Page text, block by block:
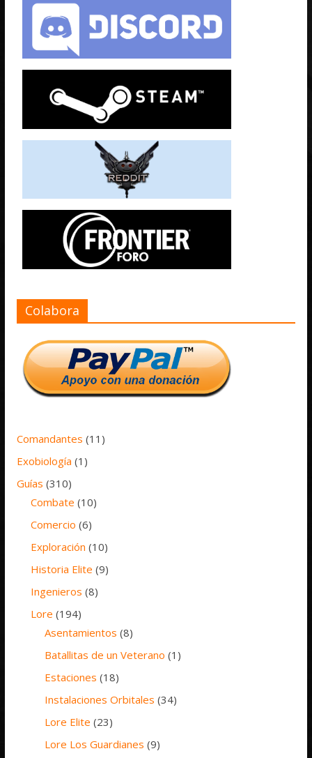
Colabora
Comandantes (11)
Exobiología (1)
Guías (310)
Combate (10)
Comercio (6)
Exploración (10)
Historia Elite (9)
Ingenieros (8)
Lore (194)
Asentamientos (8)
Batallitas de un Veterano (1)
Estaciones (18)
Instalaciones Orbitales (34)
Lore Elite (23)
Lore Los Guardianes (9)